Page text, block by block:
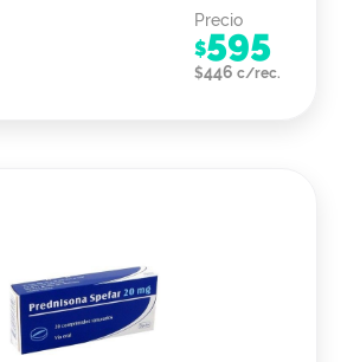
Precio
$595
$446 c/rec.